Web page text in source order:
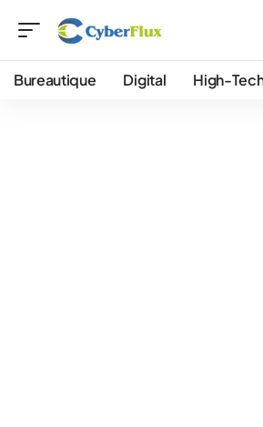
Bureautique Digital High-